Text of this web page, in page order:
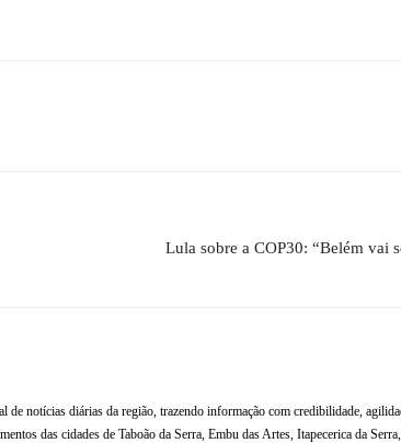
Lula sobre a COP30: “Belém vai
notícias diárias da região, trazendo informação com credibilidade,
das cidades de Taboão da Serra, Embu das Artes, Itapecerica da